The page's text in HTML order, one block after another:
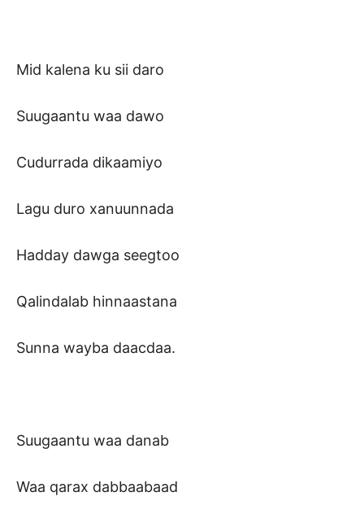
Mid kalena ku sii daro
Suugaantu waa dawo
Cudurrada dikaamiyo
Lagu duro xanuunnada
Hadday dawga seegtoo
Qalindalab hinnaastana
Sunna wayba daacdaa.
Suugaantu waa danab
Waa qarax dabbaabaad